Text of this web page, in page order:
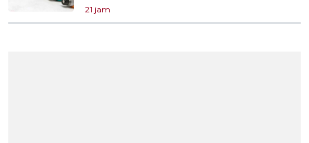
21 jam